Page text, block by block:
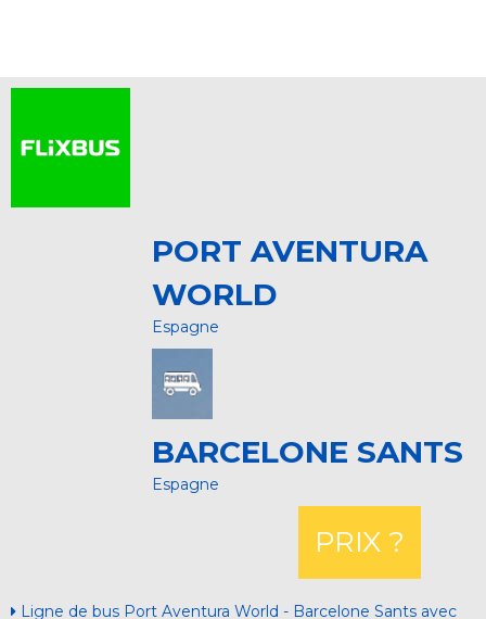
PORT AVENTURA
WORLD
Espagne
BARCELONE SANTS
Espagne
PRIX ?
Ligne de bus Port Aventura World - Barcelone Sants avec